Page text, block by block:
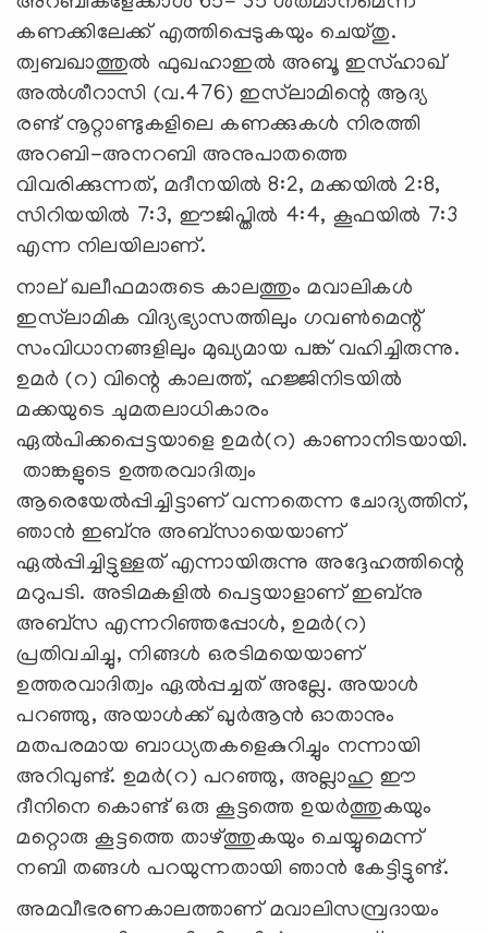
കണക്കിലേക്ക് എത്തിപ്പെടുകയും ചെയ്തു.
ത്വബഖാത്തുല്‍ ഫുഖഹാഇല്‍ അബൂ ഇസ്ഹാഖ്
അല്‍ശീറാസി (വ.476) ഇസ്‍ലാമിന്റെ ആദ്യ
രണ്ട് നൂറ്റാണ്ടുകളിലെ കണക്കുകള്‍ നിരത്തി
അറബി-അനറബി അനുപാതത്തെ
വിവരിക്കുന്നത്, മദീനയില്‍ 8:2, മക്കയില്‍ 2:8,
സിറിയയില്‍ 7:3, ഈജിപ്തില്‍ 4:4, കൂഫയില്‍ 7:3
എന്ന നിലയിലാണ്.
നാല് ഖലീഫമാരുടെ കാലത്തും മവാലികള്‍
ഇസ്‍ലാമിക വിദ്യഭ്യാസത്തിലും ഗവണ്‍മെന്റ്
സംവിധാനങ്ങളിലും മുഖ്യമായ പങ്ക് വഹിച്ചിരുന്നു.
ഉമര്‍ (റ) വിന്റെ കാലത്ത്, ഹജ്ജിനിടയില്‍
മക്കയുടെ ചുമതലാധികാരം
ഏല്‍പിക്കപ്പെട്ടയാളെ ഉമര്‍(റ) കാണാനിടയായി.
താങ്കളുടെ ഉത്തരവാദിത്വം
ആരെയേല്‍പ്പിച്ചിട്ടാണ് വന്നതെന്ന ചോദ്യത്തിന്,
ഞാന്‍ ഇബ്‌നു അബ്‌സായെയാണ്
ഏല്‍പ്പിച്ചിട്ടുള്ളത് എന്നായിരുന്നു അദ്ദേഹത്തിന്റെ
മറുപടി. അടിമകളില്‍ പെട്ടയാളാണ് ഇബ്നു
അബ്സ എന്നറിഞ്ഞപ്പോള്‍, ഉമര്‍(റ)
പ്രതിവചിച്ചു, നിങ്ങള്‍ ഒരടിമയെയാണ്
ഉത്തരവാദിത്വം ഏല്‍പ്പച്ചത് അല്ലേ. അയാള്‍
പറഞ്ഞു, അയാള്‍ക്ക് ഖുര്‍ആന്‍ ഓതാനും
മതപരമായ ബാധ്യതകളെകുറിച്ചും നന്നായി
അറിവുണ്ട്. ഉമര്‍(റ) പറഞ്ഞു, അല്ലാഹു ഈ
ദീനിനെ കൊണ്ട് ഒരു കൂട്ടത്തെ ഉയര്‍ത്തുകയും
മറ്റൊരു കൂട്ടത്തെ താഴ്ത്തുകയും ചെയ്യുമെന്ന്
നബി തങ്ങള്‍ പറയുന്നതായി ഞാന്‍ കേട്ടിട്ടുണ്ട്.
അമവീഭരണകാലത്താണ് മവാലിസമ്പ്രദായം